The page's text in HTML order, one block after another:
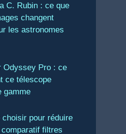
C. Rubin : ce que
changent
les astronomes
Odyssey Pro : ce
ce télescope
gamme
pour réduire
comparatif filtres